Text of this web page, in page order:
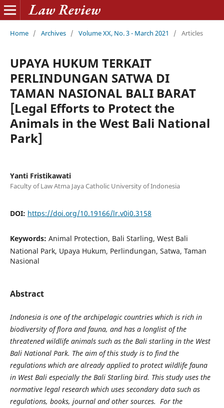
Home / Archives / Volume XX, No. 3 - March 2021 / Articles
UPAYA HUKUM TERKAIT
PERLINDUNGAN SATWA DI
TAMAN NASIONAL BALI BARAT
[Legal Efforts to Protect the
Animals in the West Bali National
Park]
Yanti Fristikawati
Faculty of Law Atma Jaya Catholic University of Indonesia
DOI: https://doi.org/10.19166/lr.v0i0.3158
Keywords: Animal Protection, Bali Starling, West Bali
National Park, Upaya Hukum, Perlindungan, Satwa, Taman
Nasional
Abstract
Indonesia is one of the archipelagic countries which is rich in
biodiversity of flora and fauna, and has a longlist of the
threatened wildlife animals such as the Bali starling in the West
Bali National Park. The aim of this study is to find the
regulations which are already applied to protect wildlife fauna
in West Bali especially the Bali Starling bird. This study uses the
normative legal research which uses secondary data such as
regulations, books, journal and other sources. For the